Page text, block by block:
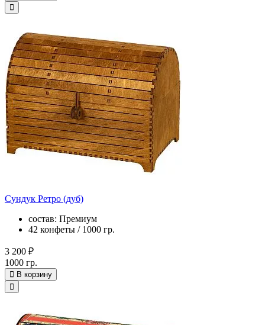
Сундук Ретро (дуб)
состав: Премиум
42 конфеты / 1000 гр.
3 200 ₽
1000 гр.
В корзину